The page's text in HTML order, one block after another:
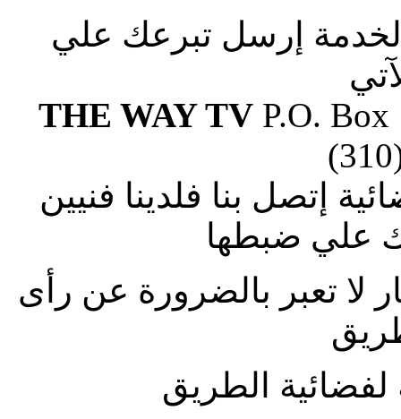
إرسل تبرعك علي
THE WAY TVP.O. Box
إتصل بنا فلدينا فنيين
علي ضبطها
لا تعبر بالضرورة عن رأى
الطريق